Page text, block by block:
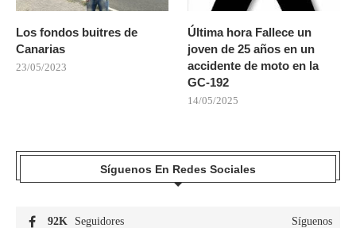
Los fondos buitres de
Canarias
23/05/2023
Última hora Fallece un
joven de 25 años en un
accidente de moto en la
GC-192
14/05/2025
Síguenos En Redes Sociales
92K Seguidores Síguenos